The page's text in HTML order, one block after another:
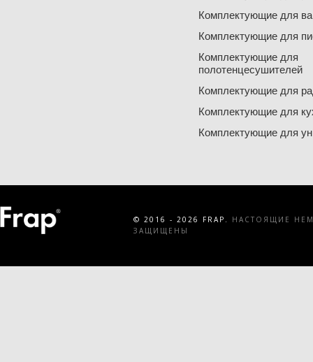
Комплектующие для
Комплектующие для
Комплектующие для
полотенцесушителей
Комплектующие для
Комплектующие для
Комплектующие для
© 2016 - 2026 FRAP.
НАСТОЯЩИЕ
ЗАЩИЩЕНЫ